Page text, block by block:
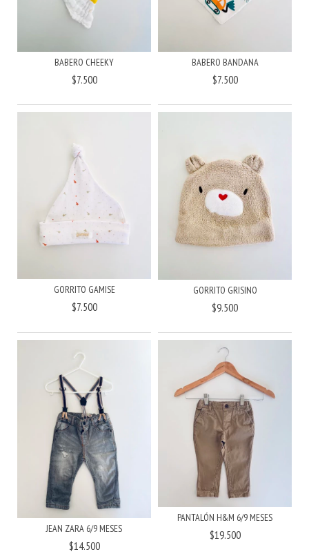
BABERO CHEEKY
$7.500
BABERO BANDANA
$7.500
GORRITO GAMISE
$7.500
GORRITO GRISINO
$9.500
JEAN ZARA 6/9 MESES
$14.500
PANTALÓN H&M 6/9 MESES
$19.500